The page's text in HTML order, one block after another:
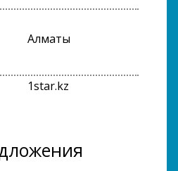
Алматы
1star.kz